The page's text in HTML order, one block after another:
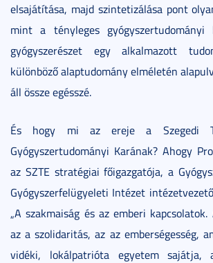
elsajátítása, majd szintetizálása pont
mint a tényleges
gyógyszerészet egy alkalmazott
különböző alaptudomány elméletén
áll össze egésszé.
És hogy mi az ereje a Szegedi
Gyógyszertudományi Karának? Ahogy
az SZTE stratégiai főigazgatója, a
Gyógyszerfelügyeleti Intézet
„A szakmaiság és az emberi
az a szolidaritás, az az emberségesség,
vidéki, lokálpatrióta egyetem sajátja,